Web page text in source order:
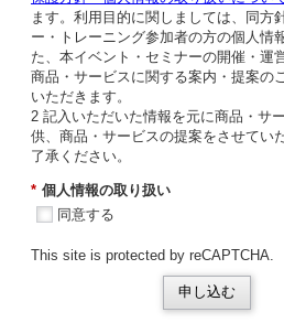
ます。利用目的に関しましては、同方
ー・トレーニング参加者の方の個人情
た、本イベント・セミナーの開催・運
商品・サービスに関する案内・提案の
いただきます。
2 記入いただいた情報を元に商品・サ
供、商品・サービスの提案をさせてい
了承ください。
* 個人情報の取り扱い
同意する
This site is protected by reCAPTCHA.
申し込む